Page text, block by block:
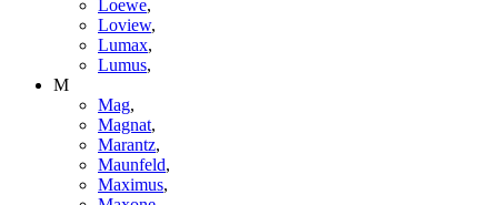
Loewe,
Loview,
Lumax,
Lumus,
M
Mag,
Magnat,
Marantz,
Maunfeld,
Maximus,